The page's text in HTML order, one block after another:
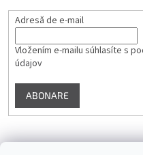
Adresă de e-mail
Vložením e-mailu súhlasíte s
údajov
ABONARE